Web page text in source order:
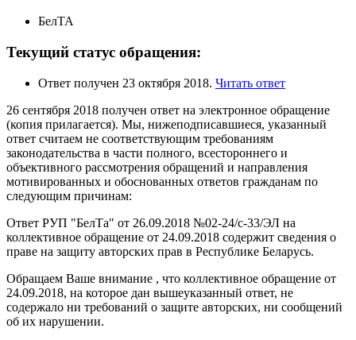
БелТА
Текущий статус обращения:
Ответ получен 23 октября 2018. Читать ответ
26 сентября 2018 получен ответ на электронное обращение
(копия прилагается). Мы, нижеподписавшиеся, указанный
ответ считаем не соответствующим требованиям
законодательства в части полного, всестороннего и
объективного рассмотрения обращений и направления
мотивированных и обоснованных ответов гражданам по
следующим причинам:
Ответ РУП "БелТа" от 26.09.2018 №02-24/с-33/ЭЛ на
коллективное обращение от 24.09.2018 содержит сведения о
праве на защиту авторских прав в Республике Беларусь.
Обращаем Ваше внимание , что коллективное обращение от
24.09.2018, на которое дан вышеуказанный ответ, не
содержало ни требований о защите авторских, ни сообщений
об их нарушении.